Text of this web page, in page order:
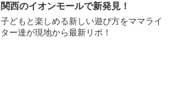
関西のイオンモールで新発見！
子どもと楽しめる新しい遊び方をママライ
ター達が現地から最新リポ！